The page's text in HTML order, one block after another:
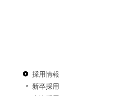
採用情報
新卒採用